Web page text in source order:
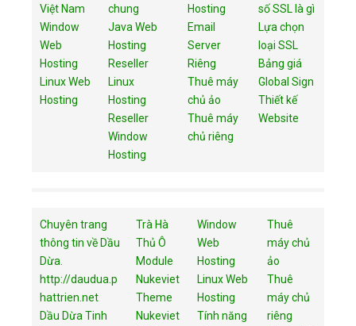
Việt Nam
Window
Web
Hosting
Linux Web
Hosting
chung
Java Web
Hosting
Reseller
Linux
Hosting
Reseller
Window
Hosting
Hosting
Email
Server
Riêng
Thuê máy
chủ ảo
Thuê máy
chủ riêng
số SSL là gì
Lựa chọn
loại SSL
Bảng giá
Global Sign
Thiết kế
Website
Chuyên trang
thông tin về Dầu
Dừa.
http://daudua.p
hattrien.net
Dầu Dừa Tinh
Trà Hà
Thủ Ô
Module
Nukeviet
Theme
Nukeviet
Window
Web
Hosting
Linux Web
Hosting
Tính năng
Thuê
máy chủ
ảo
Thuê
máy chủ
riêng